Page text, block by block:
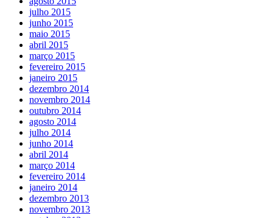
julho 2015
junho 2015
maio 2015
abril 2015
março 2015
fevereiro 2015
janeiro 2015
dezembro 2014
novembro 2014
outubro 2014
agosto 2014
julho 2014
junho 2014
abril 2014
março 2014
fevereiro 2014
janeiro 2014
dezembro 2013
novembro 2013